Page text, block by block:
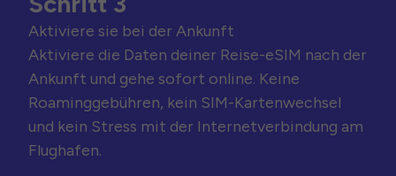
Aktiviere sie bei der Ankunft
Aktiviere die Daten deiner Reise-eSIM nach der
Ankunft und gehe sofort online. Keine
Roaminggebühren, kein SIM-Kartenwechsel
und kein Stress mit der Internetverbindung am
Flughafen.